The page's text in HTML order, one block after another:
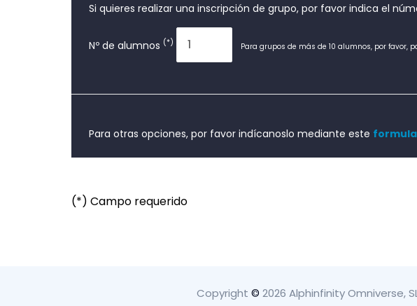
Si quieres realizar una inscripción de grupo, por favor indica el
Nº de alumnos (*) Para grupos de más de 10 alumnos, por favor,
Para otras opciones, por favor indícanoslo mediante este
(*) Campo requerido
Copyright © 2026 Alphinfinity Omniverse,